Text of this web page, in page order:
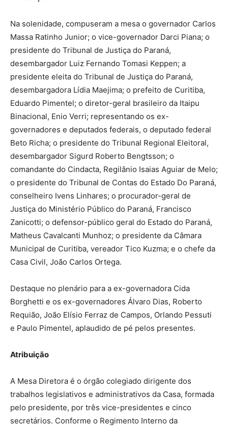
Na solenidade, compuseram a mesa o governador Carlos
Massa Ratinho Junior; o vice-governador Darci Piana; o
presidente do Tribunal de Justiça do Paraná,
desembargador Luiz Fernando Tomasi Keppen; a
presidente eleita do Tribunal de Justiça do Paraná,
desembargadora Lídia Maejima; o prefeito de Curitiba,
Eduardo Pimentel; o diretor-geral brasileiro da Itaipu
Binacional, Enio Verri; representando os ex-
governadores e deputados federais, o deputado federal
Beto Richa; o presidente do Tribunal Regional Eleitoral,
desembargador Sigurd Roberto Bengtsson; o
comandante do Cindacta, Regilânio Isaias Aguiar de Melo;
o presidente do Tribunal de Contas do Estado Do Paraná,
conselheiro Ivens Linhares; o procurador-geral de
Justiça do Ministério Público do Paraná, Francisco
Zanicotti; o defensor-público geral do Estado do Paraná,
Matheus Cavalcanti Munhoz; o presidente da Câmara
Municipal de Curitiba, vereador Tico Kuzma; e o chefe da
Casa Civil, João Carlos Ortega.
Destaque no plenário para a ex-governadora Cida
Borghetti e os ex-governadores Álvaro Dias, Roberto
Requião, João Elísio Ferraz de Campos, Orlando Pessuti
e Paulo Pimentel, aplaudido de pé pelos presentes.
Atribuição
A Mesa Diretora é o órgão colegiado dirigente dos
trabalhos legislativos e administrativos da Casa, formada
pelo presidente, por três vice-presidentes e cinco
secretários. Conforme o Regimento Interno da